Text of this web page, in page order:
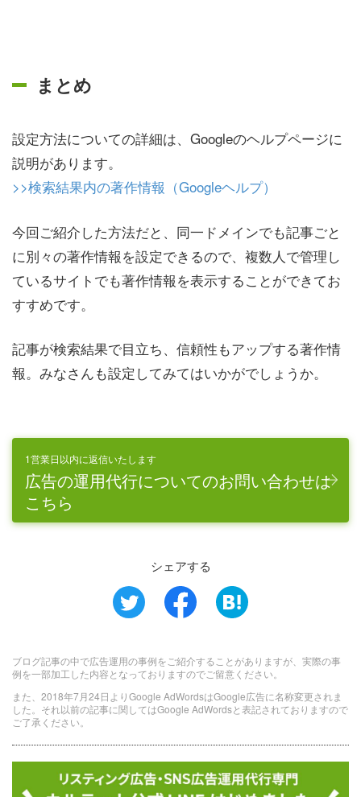
まとめ
設定方法についての詳細は、Googleのヘルプページに
説明があります。
>>検索結果内の著作情報（Googleヘルプ）
今回ご紹介した方法だと、同一ドメインでも記事ごと
に別々の著作情報を設定できるので、複数人で管理し
ているサイトでも著作情報を表示することができてお
すすめです。
記事が検索結果で目立ち、信頼性もアップする著作情
報。みなさんも設定してみてはいかがでしょうか。
1営業日以内に返信いたします
広告の運用代行についてのお問い合わせは
こちら
シェアする
ブログ記事の中で広告運用の事例をご紹介することがありますが、実際の事
例を一部加工した内容となっておりますのでご留意ください。
また、2018年7月24日よりGoogle AdWordsはGoogle広告に名称変更されま
した。それ以前の記事に関してはGoogle AdWordsと表記されておりますので
ご了承ください。